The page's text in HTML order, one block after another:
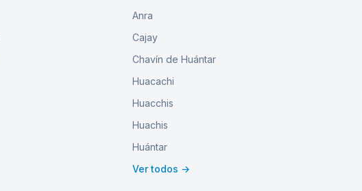
Anra
Cajay
Chavín de Huántar
Huacachi
Huacchis
Huachis
Huántar
Ver todos →